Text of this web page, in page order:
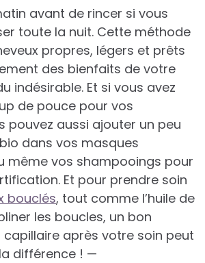
avant de rincer si vous
toute la nuit. Cette méthode
propres, légers et prêts
des bienfaits de votre
indésirable. Et si vous avez
de pouce pour vos
pouvez aussi ajouter un peu
dans vos masques
même vos shampooings pour
Et pour prendre soin
bouclés, tout comme l’huile de
les boucles, un bon
après votre soin peut
différence ! —